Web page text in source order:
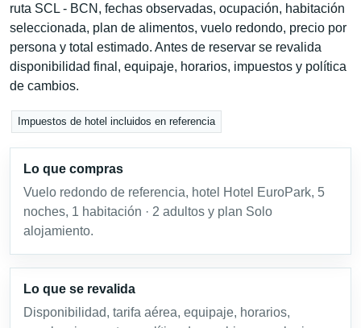
ruta SCL - BCN, fechas observadas, ocupación, habitación
seleccionada, plan de alimentos, vuelo redondo, precio por
persona y total estimado. Antes de reservar se revalida
disponibilidad final, equipaje, horarios, impuestos y política
de cambios.
Impuestos de hotel incluidos en referencia
Lo que compras
Vuelo redondo de referencia, hotel Hotel EuroPark, 5
noches, 1 habitación · 2 adultos y plan Solo
alojamiento.
Lo que se revalida
Disponibilidad, tarifa aérea, equipaje, horarios,